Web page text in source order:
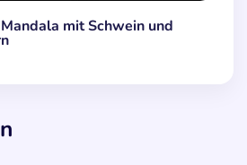
mit Schwein und